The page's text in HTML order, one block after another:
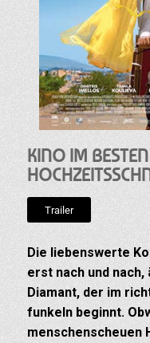
KINO IM
Trailer
Die liebenswerte
erst nach und
Diamant, der im
funkeln beginnt.
menschenscheuen